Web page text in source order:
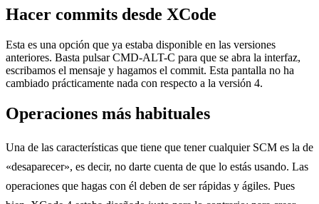
Hacer commits desde XCode
Esta es una opción que ya estaba disponible en las versiones
anteriores. Basta pulsar CMD-ALT-C para que se abra la interfaz,
escribamos el mensaje y hagamos el commit. Esta pantalla no ha
cambiado prácticamente nada con respecto a la versión 4.
Operaciones más habituales
Una de las características que tiene que tener cualquier SCM es la de
«desaparecer», es decir, no darte cuenta de que lo estás usando. Las
operaciones que hagas con él deben de ser rápidas y ágiles. Pues